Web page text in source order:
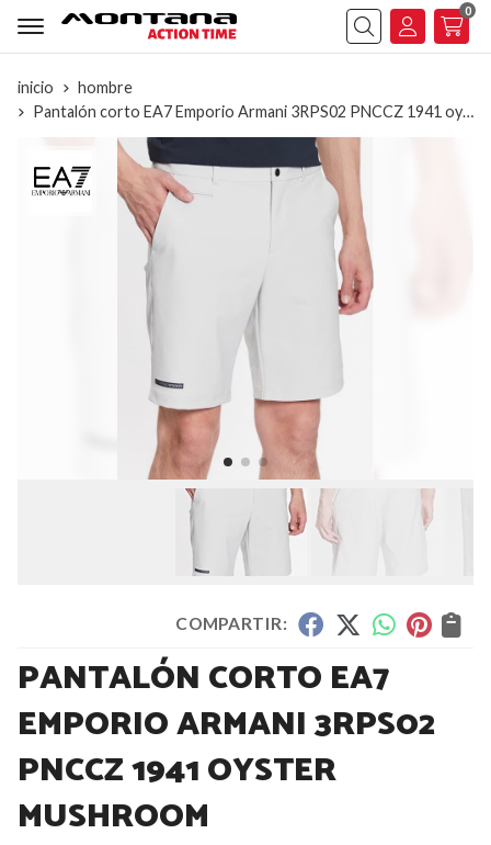
Buscar
0
inicio
hombre
Pantalón corto EA7 Emporio Armani 3RPS02 PNCCZ 1941 oyster mushroom
COMPARTIR:
PANTALÓN CORTO EA7
EMPORIO ARMANI 3RPS02
PNCCZ 1941 OYSTER
MUSHROOM